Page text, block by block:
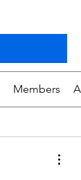
Members